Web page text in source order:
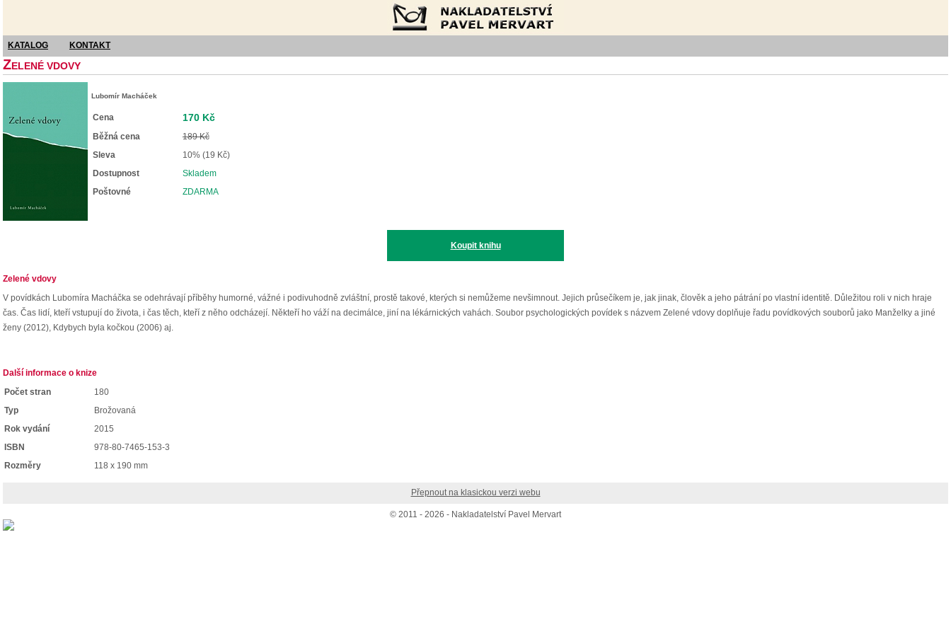
KATALOG KONTAKT
ZELENÉ VDOVY
Lubomír Macháček
Cena 170 Kč
Běžná cena
189 Kč
Sleva
10% (19 Kč)
Dostupnost
Skladem
Poštovné
ZDARMA
Koupit knihu
Zelené vdovy
V povídkách Lubomíra Macháčka se odehrávají příběhy humorné, vážné i podivuhodně zvláštní, prostě takové, kterých si nemůžeme nevšimnout. Jejich průsečíkem je, jak jinak, člověk a jeho pátrání po vlastní identitě. Důležitou roli v nich hraje
čas. Čas lidí, kteří vstupují do života, i čas těch, kteří z něho odcházejí. Někteří ho váží na decimálce, jiní na lékárnických vahách. Soubor psychologických povídek s názvem Zelené vdovy doplňuje řadu povídkových souborů jako Manželky a jiné
ženy (2012), Kdybych byla kočkou (2006) aj.
Další informace o knize
Počet stran
180
Typ
Brožovaná
Rok vydání
2015
ISBN
978-80-7465-153-3
Rozměry
118 x 190 mm
Přepnout na klasickou verzi webu
© 2011 - 2026 - Nakladatelství Pavel Mervart